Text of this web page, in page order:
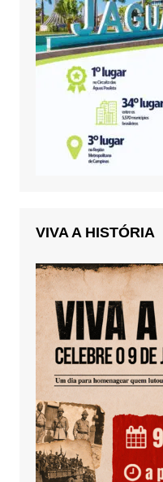
VIVA A HISTÓRIA